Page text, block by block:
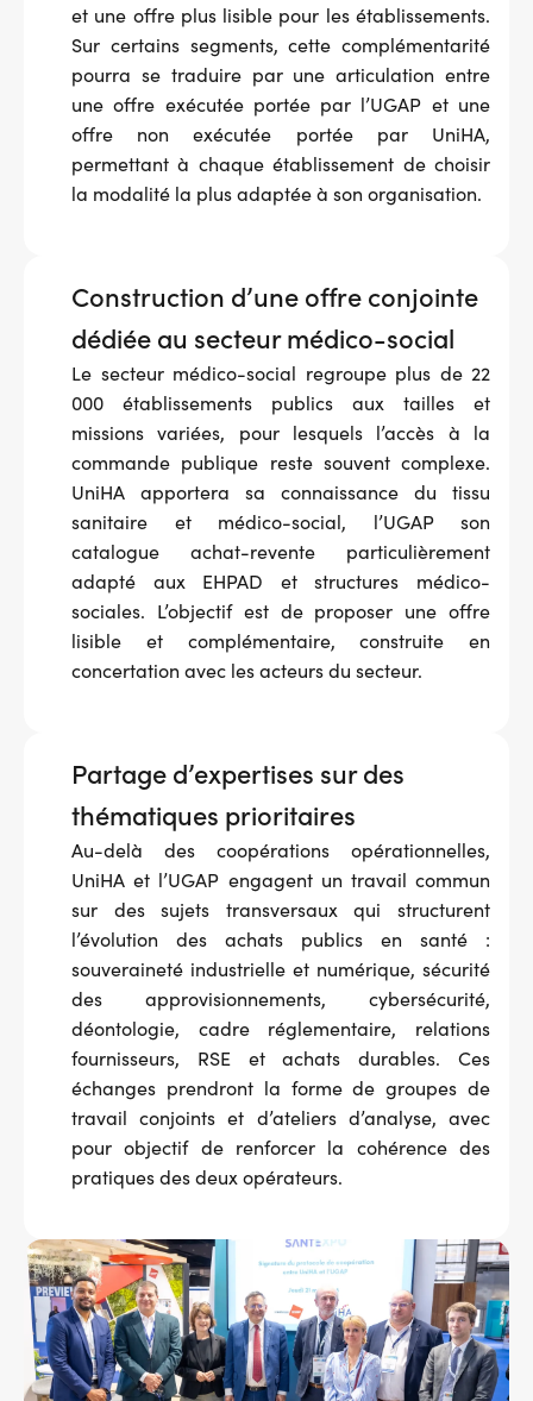
et une offre plus lisible pour les établissements.
Sur certains segments, cette complémentarité
pourra se traduire par une articulation entre
une offre exécutée portée par l’UGAP et une
offre non exécutée portée par UniHA,
permettant à chaque établissement de choisir
la modalité la plus adaptée à son organisation.
Construction d’une offre conjointe
dédiée au secteur médico-social
Le secteur médico-social regroupe plus de 22
000 établissements publics aux tailles et
missions variées, pour lesquels l’accès à la
commande publique reste souvent complexe.
UniHA apportera sa connaissance du tissu
sanitaire et médico-social, l’UGAP son
catalogue achat-revente particulièrement
adapté aux EHPAD et structures médico-
sociales. L’objectif est de proposer une offre
lisible et complémentaire, construite en
concertation avec les acteurs du secteur.
Partage d’expertises sur des
thématiques prioritaires
Au-delà des coopérations opérationnelles,
UniHA et l’UGAP engagent un travail commun
sur des sujets transversaux qui structurent
l’évolution des achats publics en santé :
souveraineté industrielle et numérique, sécurité
des approvisionnements, cybersécurité,
déontologie, cadre réglementaire, relations
fournisseurs, RSE et achats durables. Ces
échanges prendront la forme de groupes de
travail conjoints et d’ateliers d’analyse, avec
pour objectif de renforcer la cohérence des
pratiques des deux opérateurs.
Image